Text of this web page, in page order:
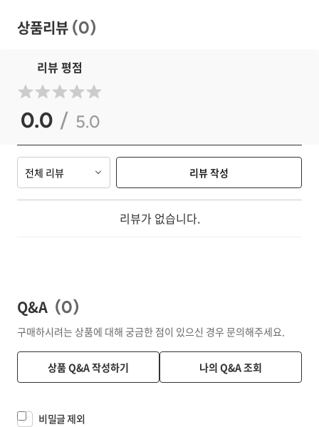
상품리뷰 (0)
리뷰 평점
0.0 / 5.0
전체 리뷰 리뷰 작성
리뷰가 없습니다.
Q&A (0)
구매하시려는 상품에 대해 궁금한 점이 있으신 경우 문의해주세요.
상품 Q&A 작성하기 나의 Q&A 조회
비밀글 제외